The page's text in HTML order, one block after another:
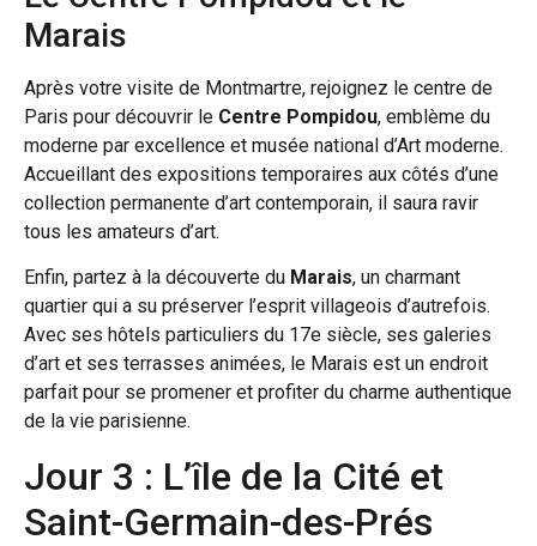
Marais
Après votre visite de Montmartre, rejoignez le centre de
Paris pour découvrir le Centre Pompidou, emblème du
moderne par excellence et musée national d’Art moderne.
Accueillant des expositions temporaires aux côtés d’une
collection permanente d’art contemporain, il saura ravir
tous les amateurs d’art.
Enfin, partez à la découverte du Marais, un charmant
quartier qui a su préserver l’esprit villageois d’autrefois.
Avec ses hôtels particuliers du 17e siècle, ses galeries
d’art et ses terrasses animées, le Marais est un endroit
parfait pour se promener et profiter du charme authentique
de la vie parisienne.
Jour 3 : L’île de la Cité et
Saint-Germain-des-Prés